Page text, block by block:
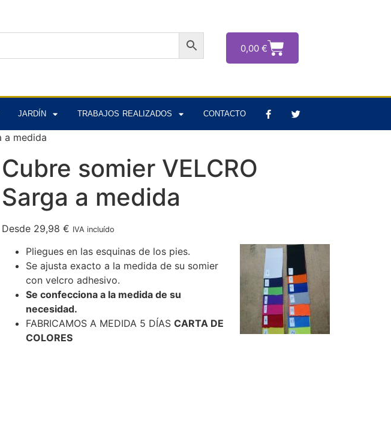
0,00 €
JARDÍN TRABAJOS REALIZADOS CONTACTO
a medida
Cubre somier VELCRO
Sarga a medida
Desde 29,98 € IVA incluído
Pliegues en las esquinas de los pies.
Se ajusta exacto a la medida de su somier
con velcro adhesivo.
Se confecciona a la medida de su
necesidad.
FABRICAMOS A MEDIDA 5 DÍAS CARTA DE
COLORES